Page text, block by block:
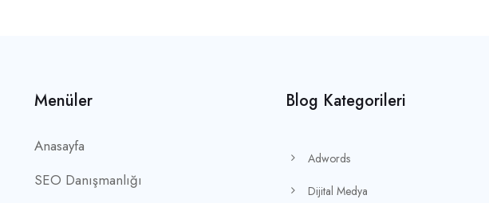
Menüler
Anasayfa
SEO Danışmanlığı
Blog Kategorileri
Adwords
Dijital Medya